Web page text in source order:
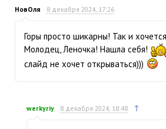
НовОля 8 декабря 2024, 17:26
Горы просто шикарны! Так и
Молодец, Леночка! Нашла себя!
слайд не хочет открываться)))
werkyriy 8 декабря 2024, 18:48 ↑